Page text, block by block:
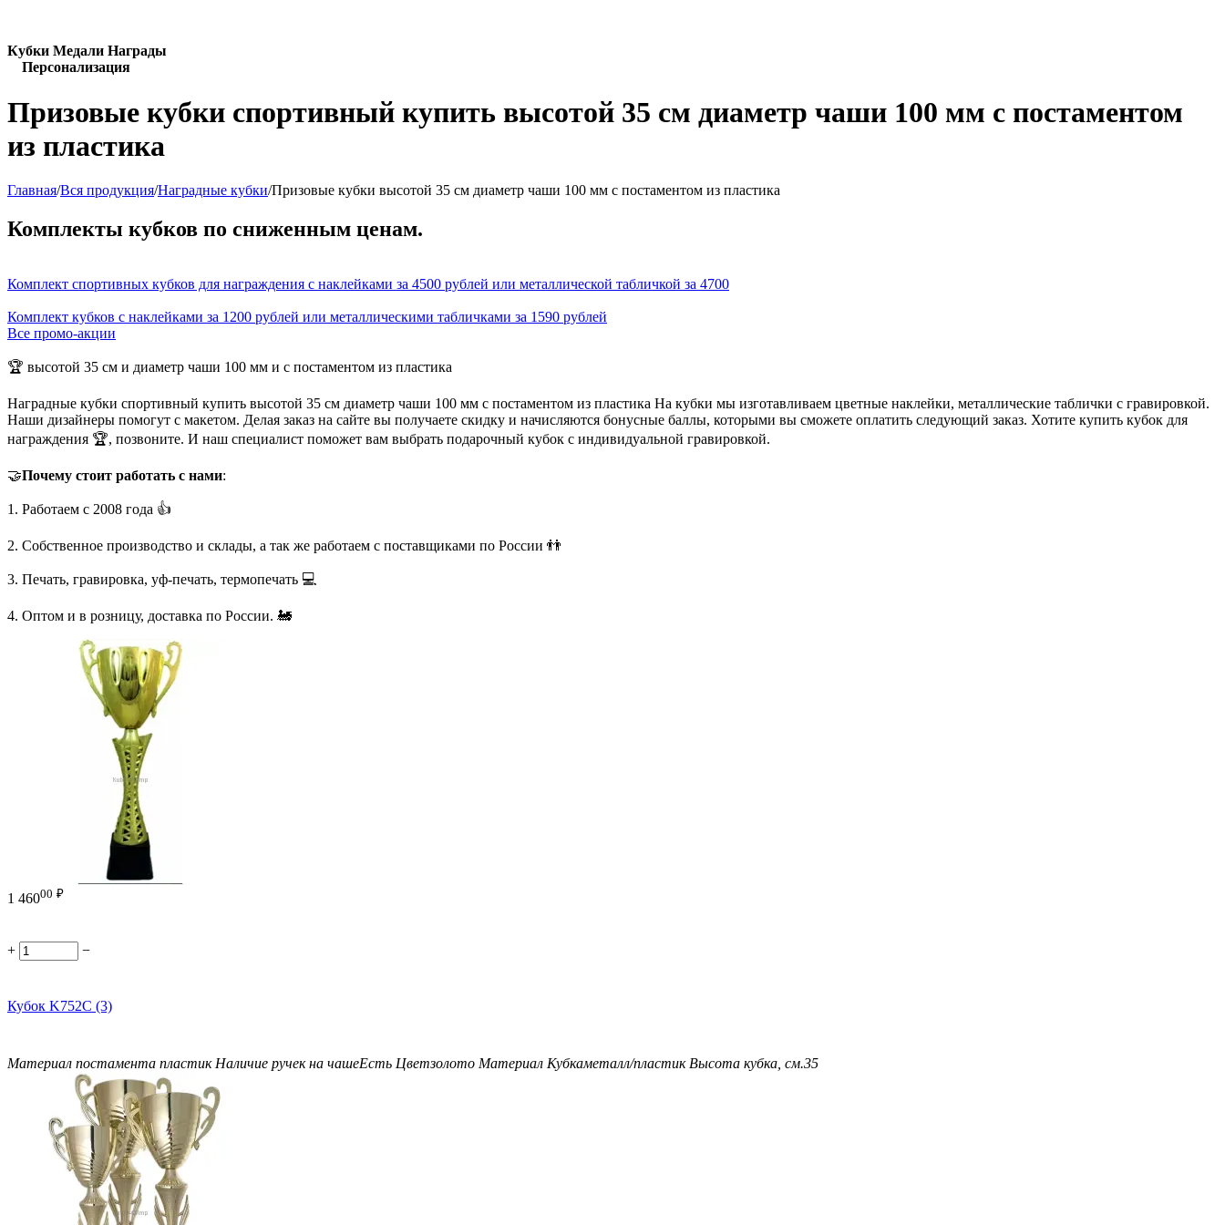
Кубки Медали Награды
Персонализация
Призовые кубки спортивный купить высотой 35 см диаметр чаши 100 мм с постаментом
из пластика
Главная/Вся продукция/Наградные кубки/Призовые кубки высотой 35 см диаметр чаши 100 мм с постаментом из пластика
Комплекты кубков по сниженным ценам.
Комплект спортивных кубков для награждения с наклейками за 4500 рублей или металлической табличкой за 4700
Комплект кубков с наклейками за 1200 рублей или металлическими табличками за 1590 рублей
Все промо-акции
🏆 высотой 35 см и диаметр чаши 100 мм и с постаментом из пластика
Наградные кубки спортивный купить высотой 35 см диаметр чаши 100 мм с постаментом из пластика На кубки мы изготавливаем цветные наклейки, металлические таблички с гравировкой.
Наши дизайнеры помогут с макетом. Делая заказ на сайте вы получаете скидку и начисляются бонусные баллы, которыми вы сможете оплатить следующий заказ. Хотите купить кубок для
награждения 🏆, позвоните. И наш специалист поможет вам выбрать подарочный кубок с индивидуальной гравировкой.
🤝Почему стоит работать с нами:
1. Работаем с 2008 года 👍
2. Собственное производство и склады, а так же работаем с поставщиками по России 👬
3. Печать, гравировка, уф-печать, термопечать 💻
4. Оптом и в розницу, доставка по России. 🚂
1 46000 ₽
+ −
Кубок K752C (3)
Материал постамента пластик Наличие ручек на чашеЕсть Цветзолото Материал Кубкаметалл/пластик Высота кубка, см.35